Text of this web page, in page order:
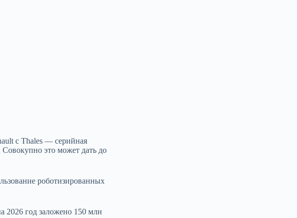
с Thales — серийная
это может дать до
роботизированных
2026 год заложено 150 млн